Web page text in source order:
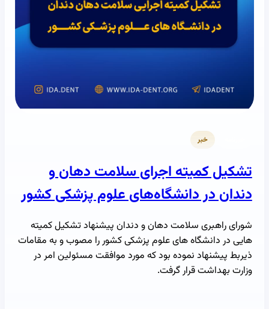
خبر
تشکیل کمیته اجرای سلامت دهان و
دندان در دانشگاه‌های علوم پزشکی کشور
شورای راهبری سلامت دهان و دندان پیشنهاد تشکیل کمیته
هایی در دانشگاه های علوم پزشکی کشور را مصوب و به مقامات
ذیربط پیشنهاد نموده بود که مورد موافقت مسئولین امر در
وزارت بهداشت قرار گرفت.